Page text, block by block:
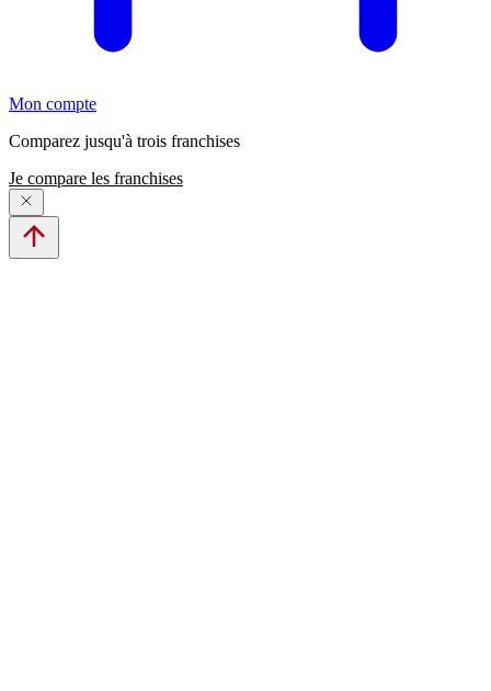
Mon compte
Comparez jusqu'à trois franchises
Je compare les franchises